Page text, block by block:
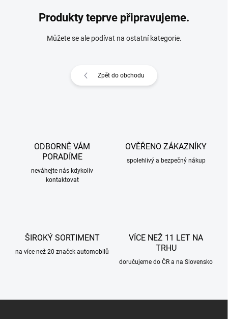
Produkty teprve připravujeme.
Můžete se ale podívat na ostatní kategorie.
Zpět do obchodu
ODBORNĚ VÁM
PORADÍME
neváhejte nás kdykoliv
kontaktovat
OVĚŘENO ZÁKAZNÍKY
spolehlivý a bezpečný nákup
ŠIROKÝ SORTIMENT
na více než 20 značek automobilů
VÍCE NEŽ 11 LET NA
TRHU
doručujeme do ČR a na Slovensko